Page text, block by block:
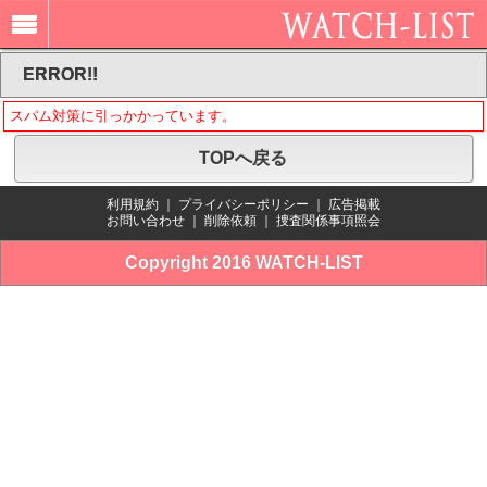
ERROR!!
スパム対策に引っかかっています。
TOPへ戻る
利用規約 プライバシーポリシー
広告掲載
お問い合わせ
削除依頼 捜査関係事項照会
Copyright 2016 WATCH-LIST